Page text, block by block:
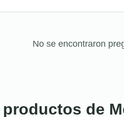
No se encontraron
de